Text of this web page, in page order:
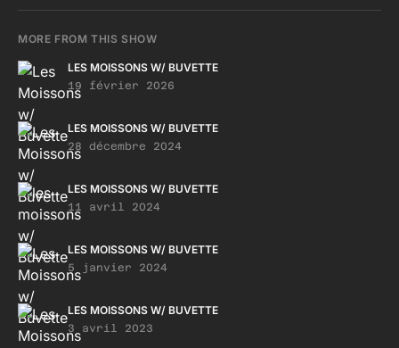
MORE FROM THIS SHOW
LES MOISSONS W/ BUVETTE
19 février 2026
LES MOISSONS W/ BUVETTE
28 décembre 2024
LES MOISSONS W/ BUVETTE
11 avril 2024
LES MOISSONS W/ BUVETTE
5 janvier 2024
LES MOISSONS W/ BUVETTE
3 avril 2023